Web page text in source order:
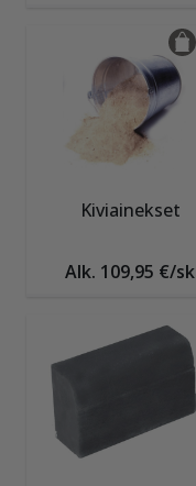
Kiviainekset
Alk. 109,95 €/sk